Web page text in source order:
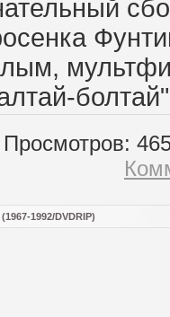
Просмотров:
1992/DVDRIP)